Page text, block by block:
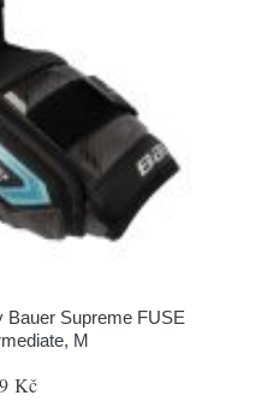
Bauer Supreme FUSE
M
Kč